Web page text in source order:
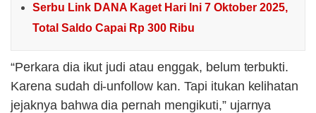
Serbu Link DANA Kaget Hari Ini 7 Oktober 2025,
Total Saldo Capai Rp 300 Ribu
“Perkara dia ikut judi atau enggak, belum terbukti.
Karena sudah di-unfollow kan. Tapi itukan kelihatan
jejaknya bahwa dia pernah mengikuti,” ujarnya